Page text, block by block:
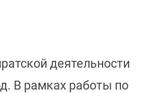
деятельности
В рамках работы по